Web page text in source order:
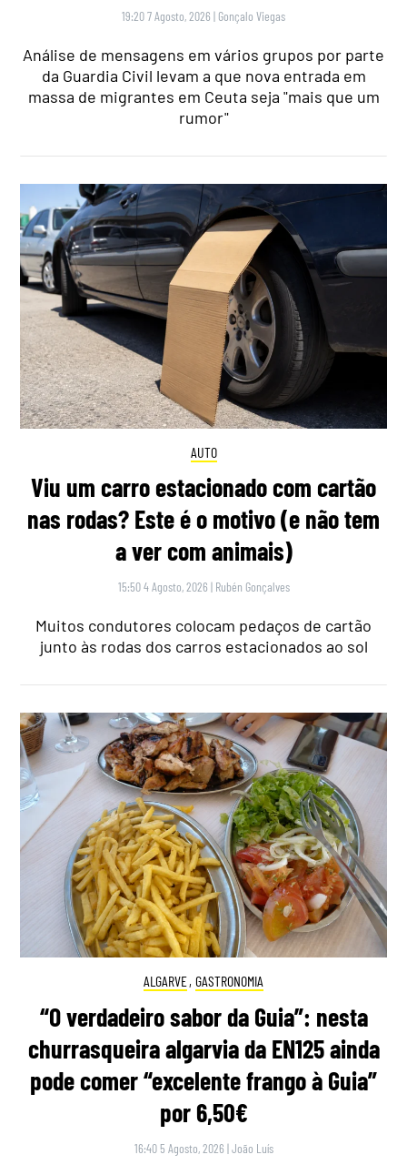
19:20 7 Agosto, 2026 | Gonçalo Viegas
Análise de mensagens em vários grupos por parte
da Guardia Civil levam a que nova entrada em
massa de migrantes em Ceuta seja "mais que um
rumor"
AUTO
Viu um carro estacionado com cartão
nas rodas? Este é o motivo (e não tem
a ver com animais)
15:50 4 Agosto, 2026 | Rubén Gonçalves
Muitos condutores colocam pedaços de cartão
junto às rodas dos carros estacionados ao sol
ALGARVE, GASTRONOMIA
“O verdadeiro sabor da Guia”: nesta
churrasqueira algarvia da EN125 ainda
pode comer “excelente frango à Guia”
por 6,50€
16:40 5 Agosto, 2026 |João Luís